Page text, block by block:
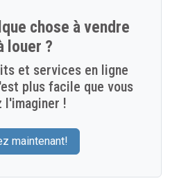
chose à vendre
louer ?
et services en ligne
plus facile que vous
l'imaginer !
maintenant!